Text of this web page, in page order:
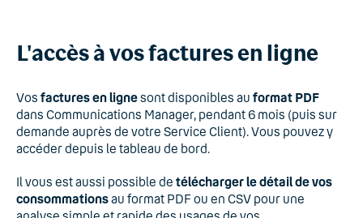
L'accès à vos factures en ligne
Vos factures en lignesont disponibles au format PDF
dans Communications Manager, pendant 6 mois (puis sur
demande auprès de votre Service Client). Vous pouvez y
accéder depuis le tableau de bord.
Il vous est aussi possible de télécharger le détail de vos
consommationsau format PDF ou en CSV pour une